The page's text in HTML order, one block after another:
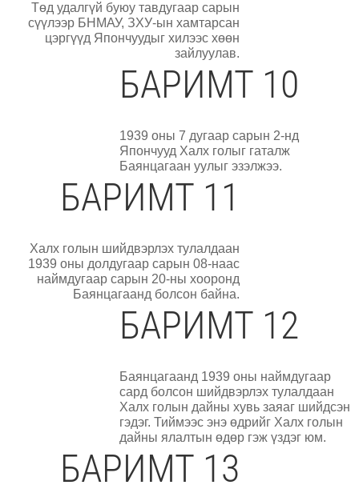
Төд удалгүй буюу тавдугаар сарын
сүүлээр БНМАУ, ЗХУ-ын хамтарсан
цэргүүд Япончуудыг хилээс хөөн
зайлуулав.
БАРИМТ 10
1939 оны 7 дугаар сарын 2-нд
Япончууд Халх голыг гаталж
Баянцагаан уулыг эзэлжээ.
БАРИМТ 11
Халх голын шийдвэрлэх тулалдаан
1939 оны долдугаар сарын 08-наас
наймдугаар сарын 20-ны хооронд
Баянцагаанд болсон байна.
БАРИМТ 12
Баянцагаанд 1939 оны наймдугаар
сард болсон шийдвэрлэх тулалдаан
Халх голын дайны хувь заяаг шийдсэн
гэдэг. Тиймээс энэ өдрийг Халх голын
дайны ялалтын өдөр гэж үздэг юм.
БАРИМТ 13